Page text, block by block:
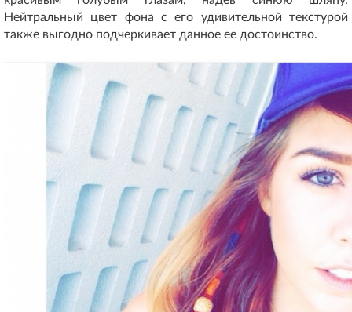
Нейтральный цвет фона с его удивительной текстурой
также выгодно подчеркивает данное ее достоинство.